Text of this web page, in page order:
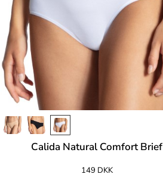
Calida Natural Comfort Brief
149 DKK